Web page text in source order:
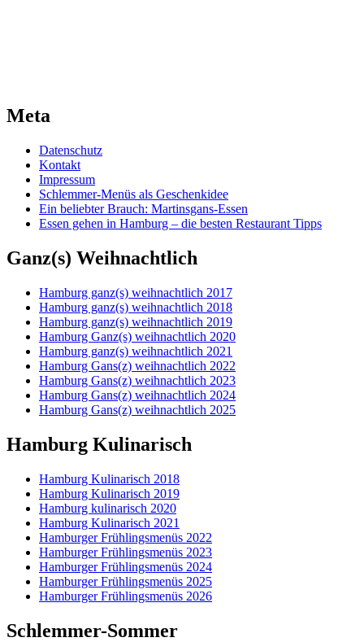
Meta
Datenschutz
Kontakt
Impressum
Schlemmer-Menüs als Geschenkidee
Ein beliebter Brauch: Martinsgans-Essen
Essen gehen in Hamburg – die besten Restaurant Tipps
Ganz(s) Weihnachtlich
Hamburg ganz(s) weihnachtlich 2017
Hamburg ganz(s) weihnachtlich 2018
Hamburg ganz(s) weihnachtlich 2019
Hamburg Ganz(s) weihnachtlich 2020
Hamburg ganz(s) weihnachtlich 2021
Hamburg Gans(z) weihnachtlich 2022
Hamburg Gans(z) weihnachtlich 2023
Hamburg Gans(z) weihnachtlich 2024
Hamburg Gans(z) weihnachtlich 2025
Hamburg Kulinarisch
Hamburg Kulinarisch 2018
Hamburg Kulinarisch 2019
Hamburg kulinarisch 2020
Hamburg Kulinarisch 2021
Hamburger Frühlingsmenüs 2022
Hamburger Frühlingsmenüs 2023
Hamburger Frühlingsmenüs 2024
Hamburger Frühlingsmenüs 2025
Hamburger Frühlingsmenüs 2026
Schlemmer-Sommer